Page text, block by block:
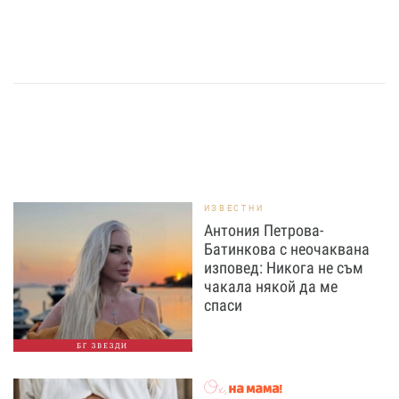
БГ ЗВЕЗДИ
ИЗВЕСТНИ
Антония Петрова-
Батинкова с неочаквана
изповед: Никога не съм
чакала някой да ме
спаси